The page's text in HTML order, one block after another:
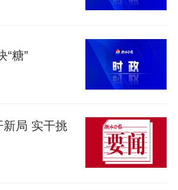
复杂国内外形势下推进高质
长需要保持适当速度，维
厚植发展韧性，科技创新
点放在实体经济上。
，习近平总书记反复强调
“糖”
新局 实干挑